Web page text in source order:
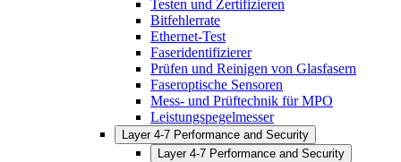
Testen und Zertifizieren
Bitfehlerrate
Ethernet-Test
Faseridentifizierer
Prüfen und Reinigen von Glasfasern
Faseroptische Sensoren
Mess- und Prüftechnik für MPO
Leistungspegelmesser
Layer 4-7 Performance and Security
Layer 4-7 Performance and Security